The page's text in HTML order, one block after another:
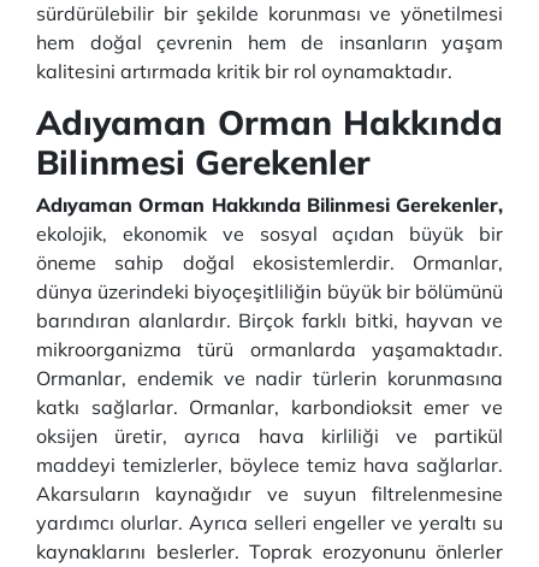
sürdürülebilir bir şekilde korunması ve yönetilmesi
hem doğal çevrenin hem de insanların yaşam
kalitesini artırmada kritik bir rol oynamaktadır.
Adıyaman Orman Hakkında
Bilinmesi Gerekenler
Adıyaman Orman Hakkında Bilinmesi Gerekenler,
ekolojik, ekonomik ve sosyal açıdan büyük bir
öneme sahip doğal ekosistemlerdir. Ormanlar,
dünya üzerindeki biyoçeşitliliğin büyük bir bölümünü
barındıran alanlardır. Birçok farklı bitki, hayvan ve
mikroorganizma türü ormanlarda yaşamaktadır.
Ormanlar, endemik ve nadir türlerin korunmasına
katkı sağlarlar. Ormanlar, karbondioksit emer ve
oksijen üretir, ayrıca hava kirliliği ve partikül
maddeyi temizlerler, böylece temiz hava sağlarlar.
Akarsuların kaynağıdır ve suyun filtrelenmesine
yardımcı olurlar. Ayrıca selleri engeller ve yeraltı su
kaynaklarını beslerler. Toprak erozyonunu önlerler